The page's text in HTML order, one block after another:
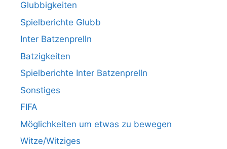
Glubbigkeiten
Spielberichte Glubb
Inter Batzenprelln
Batzigkeiten
Spielberichte Inter Batzenprelln
Sonstiges
FIFA
Möglichkeiten um etwas zu bewegen
Witze/Witziges